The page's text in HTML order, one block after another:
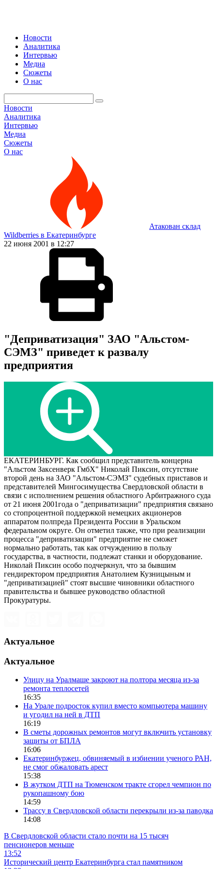
Новости
Аналитика
Интервью
Медиа
Сюжеты
О нас
Новости
Аналитика
Интервью
Медиа
Сюжеты
О нас
Атакован склад
Wildberries в Екатеринбурге
22 июня 2001 в 12:27
"Деприватизация" ЗАО "Альстом-
СЭМЗ" приведет к развалу
предприятия
ЕКАТЕРИНБУРГ. Как сообщил представитель концерна
"Альстом Заксенверк ГмбХ" Николай Пиксин, отсутствие
второй день на ЗАО "Альстом-СЭМЗ" судебных приставов и
представителей Мингосимущества Свердловской области в
связи с исполнением решения областного Арбитражного суда
от 21 июня 2001года о "деприватизации" предприятия связано
со стопроцентной поддержкой немецких акционеров
аппаратом полпреда Президента России в Уральском
федеральном округе. Он отметил также, что при реализации
процесса "деприватизации" предприятие не сможет
нормально работать, так как отчуждению в пользу
государства, в частности, подлежат станки и оборудование.
Николай Пиксин особо подчеркнул, что за бывшим
гендиректором предприятия Анатолием Кузницыным и
"деприватизацией" стоят высшие чиновники областного
правительства и бывшее руководство областной
Прокуратуры.
Актуальное
Актуальное
Улицу на Уралмаше закроют на полтора месяца из-за
ремонта теплосетей
16:35
На Урале подросток купил вместо компьютера машину
и угодил на ней в ДТП
16:19
В сметы дорожных ремонтов могут включить установку
защиты от БПЛА
16:06
Екатеринбуржец, обвиняемый в избиении ученого РАН,
не смог обжаловать арест
15:38
В жутком ДТП на Тюменском тракте сгорел чемпион по
рукопашному бою
14:59
Трассу в Свердловской области перекрыли из-за паводка
14:08
В Свердловской области стало почти на 15 тысяч
пенсионеров меньше
13:52
Исторический центр Екатеринбурга стал памятником